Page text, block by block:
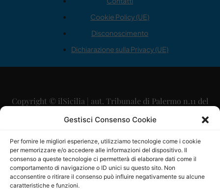
Gestisci Consenso Cookie
Per fornire le migliori esperienze, utilizziamo tecnologie come i cookie
per memorizzare e/o accedere alle informazioni del dispositivo. Il
consenso a queste tecnologie ci permetterà di elaborare dati come il
comportamento di navigazione o ID unici su questo sito. Non
acconsentire o ritirare il consenso può influire negativamente su alcune
caratteristiche e funzioni.
Cookie Policy (UE)
Disconoscimento
Dichiarazione sulla Privacy (UE)
Copyright © ilSicilia | aut. Tribunale di Palermo n.11 del
29/09/2015
Direttore Editoriale: Maurizio Scaglione
Direttore Responsabile: Maria Calabrese